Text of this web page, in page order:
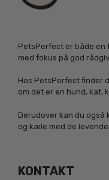
PetsPerfect er både en
med fokus på god
Hos PetsPerfect finder
om det er en hund, kat,
Derudover kan du også
og kæle med de levende
KONTAKT